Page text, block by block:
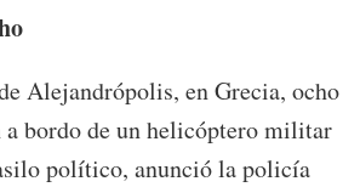
Alejandrópolis, en Grecia, ocho
bordo de un helicóptero militar
político, anunció la policía